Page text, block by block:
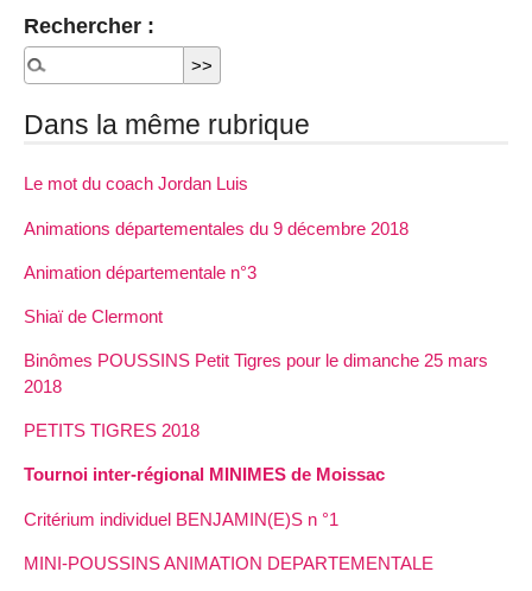
Rechercher :
Dans la même rubrique
Le mot du coach Jordan Luis
Animations départementales du 9 décembre 2018
Animation départementale n°3
Shiaï de Clermont
Binômes POUSSINS Petit Tigres pour le dimanche 25 mars
2018
PETITS TIGRES 2018
Tournoi inter-régional MINIMES de Moissac
Critérium individuel BENJAMIN(E)S n °1
MINI-POUSSINS ANIMATION DEPARTEMENTALE